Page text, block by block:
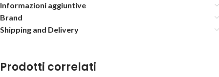
PEPPER
6,40€
Informazioni aggiuntive
Brand
Shipping and Delivery
Prodotti correlati